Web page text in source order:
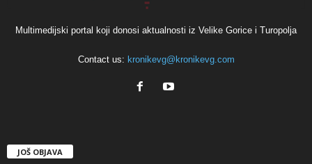
Multimedijski portal koji donosi aktualnosti iz Velike Gorice i Turopolja
Contact us: kronikevg@kronikevg.com
JOŠ OBJAVA